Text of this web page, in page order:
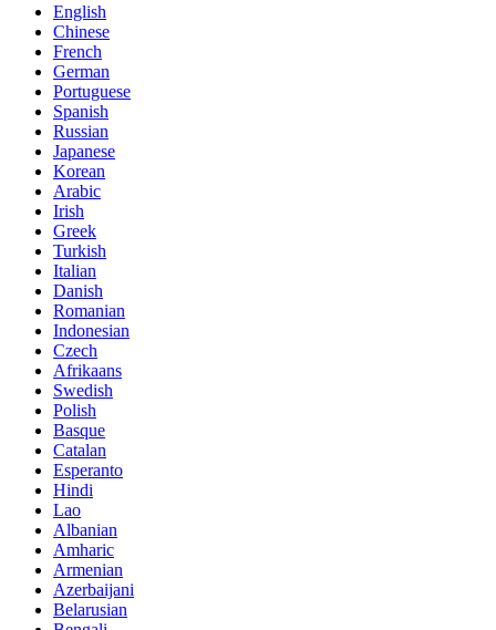
English
Chinese
French
German
Portuguese
Spanish
Russian
Japanese
Korean
Arabic
Irish
Greek
Turkish
Italian
Danish
Romanian
Indonesian
Czech
Afrikaans
Swedish
Polish
Basque
Catalan
Esperanto
Hindi
Lao
Albanian
Amharic
Armenian
Azerbaijani
Belarusian